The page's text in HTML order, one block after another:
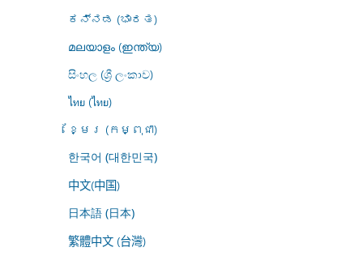
ಕನ್ನಡ (ಭಾರತ)
മലയാളം (ഇന്ത്യ)
සිංහල (ශ්‍රී ලංකාව)
ไทย (ไทย)
ខ្មែរ (កម្ពុជា)
한국어 (대한민국)
中文(中国)
日本語 (日本)
繁體中文 (台灣)